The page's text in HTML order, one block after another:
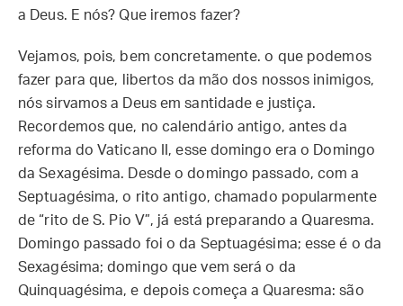
a Deus. E nós? Que iremos fazer?
Vejamos, pois, bem concretamente. o que podemos
fazer para que, libertos da mão dos nossos inimigos,
nós sirvamos a Deus em santidade e justiça.
Recordemos que, no calendário antigo, antes da
reforma do Vaticano II, esse domingo era o Domingo
da Sexagésima. Desde o domingo passado, com a
Septuagésima, o rito antigo, chamado popularmente
de “rito de S. Pio V”, já está preparando a Quaresma.
Domingo passado foi o da Septuagésima; esse é o da
Sexagésima; domingo que vem será o da
Quinquagésima, e depois começa a Quaresma: são